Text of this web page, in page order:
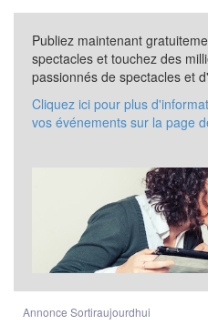
Publiez maintenant
spectacles et touchez des
passionnés de spectacles et
Cliquez ici pour plus
vos événements sur la page
Annonce Sortiraujourdhui